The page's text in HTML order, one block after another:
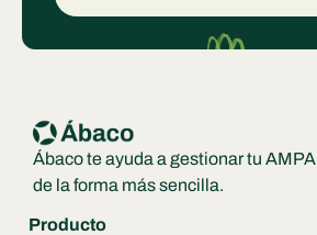
Ábaco te ayuda a gestionar tu AMPA
de la forma más sencilla.
Producto